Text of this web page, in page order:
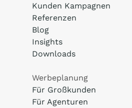
Kunden Kampagnen
Referenzen
Blog
Insights
Downloads
Werbeplanung
Für Großkunden
Für Agenturen